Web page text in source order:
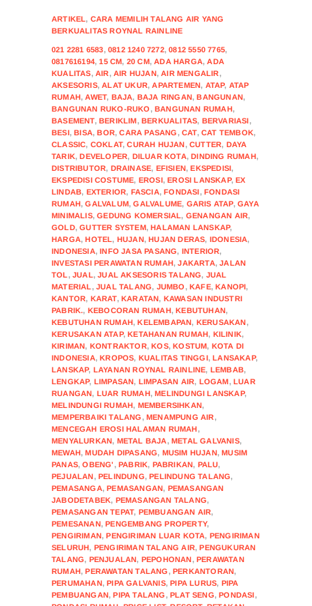
ARTIKEL, CARA MEMILIH TALANG AIR YANG
BERKUALITAS ROYNAL RAINLINE
021 2281 6583,0812 1240 7272,0812 5550 7765,
0817616194,15 CM, 20 CM,ADA HARGA,ADA
KUALITAS,AIR,AIR HUJAN,AIR MENGALIR,
AKSESORIS,ALAT UKUR,APARTEMEN, ATAP, ATAP
RUMAH,AWET, BAJA, BAJA RINGAN,BANGUNAN,
BANGUNAN RUKO-RUKO ,BANGUNAN RUMAH,
BASEMENT,BERIKLIM,BERKUALITAS, BERVARIASI,
BESI,BISA,BOR,CARA PASANG ,CAT,CAT TEMBOK,
CLASSIC, COKLAT,CURAH HUJAN,CUTTER, DAYA
TARIK,DEVELOPER, DILUAR KOTA,DINDING RUMAH,
DISTRIBUTOR, DRAINASE, EFISIEN,EKSPEDISI,
EKSPEDISI COSTUME, EROSI,EROSI LANSKAP,EX
LINDAB, EXTERIOR, FASCIA,FONDASI,FONDASI
RUMAH,GALVALUM,GALVALUME, GARIS ATAP,GAYA
MINIMALIS,GEDUNG KOMERSIAL, GENANGAN AIR,
GOLD,GUTTER SYSTEM,HALAMAN LANSKAP,
HARGA,HOTEL, HUJAN,HUJAN DERAS, IDONESIA,
INDONESIA,INFO JASA PASANG, INTERIOR,
INVESTASI PERAWATAN RUMAH,JAKARTA,JALAN
TOL ,JUAL,JUAL AKSESORIS TALANG, JUAL
MATERIAL ,JUAL TALANG, JUMBO ,KAFE,KANOPI,
KANTOR, KARAT,KARATAN, KAWASAN INDUSTRI
PABRIK., KEBOCORAN RUMAH,KEBUTUHAN,
KEBUTUHAN RUMAH,KELEMBAPAN, KERUSAKAN,
KERUSAKAN ATAP,KETAHANAN RUMAH, KILINIK,
KIRIMAN, KONTRAKTOR,KOS,KOSTUM, KOTA DI
INDONESIA,KROPOS, KUALITAS TINGGI,LANSAKAP,
LANSKAP, LAYANAN ROYNAL RAINLINE, LEMBAB,
LENGKAP, LIMPASAN, LIMPASAN AIR, LOGAM,LUAR
RUANGAN, LUAR RUMAH,MELINDUNGI LANSKAP,
MELINDUNGI RUMAH, MEMBERSIHKAN,
MEMPERBAIKI TALANG ,MENAMPUNG AIR,
MENCEGAH EROSI HALAMAN RUMAH,
MENYALURKAN, METAL BAJA,METAL GALVANIS,
MEWAH,MUDAH DIPASANG, MUSIM HUJAN,MUSIM
PANAS,OBENG' ,PABRIK, PABRIKAN, PALU,
PEJUALAN,PELINDUNG,PELINDUNG TALANG,
PEMASANGA,PEMASANGAN, PEMASANGAN
JABODETABEK, PEMASANGAN TALANG,
PEMASANGAN TEPAT, PEMBUANGAN AIR,
PEMESANAN,PENGEMBANG PROPERTY,
PENGIRIMAN,PENGIRIMAN LUAR KOTA, PENGIRIMAN
SELURUH, PENGIRIMAN TALANG AIR,PENGUKURAN
TALANG, PENJUALAN, PEPOHONAN,PERAWATAN
RUMAH,PERAWATAN TALANG ,PERKANTORAN,
PERUMAHAN,PIPA GALVANIS,PIPA LURUS, PIPA
PEMBUANGAN,PIPA TALANG ,PLAT SENG,PONDASI,